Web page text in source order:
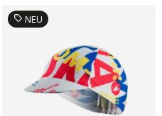
sell NEU